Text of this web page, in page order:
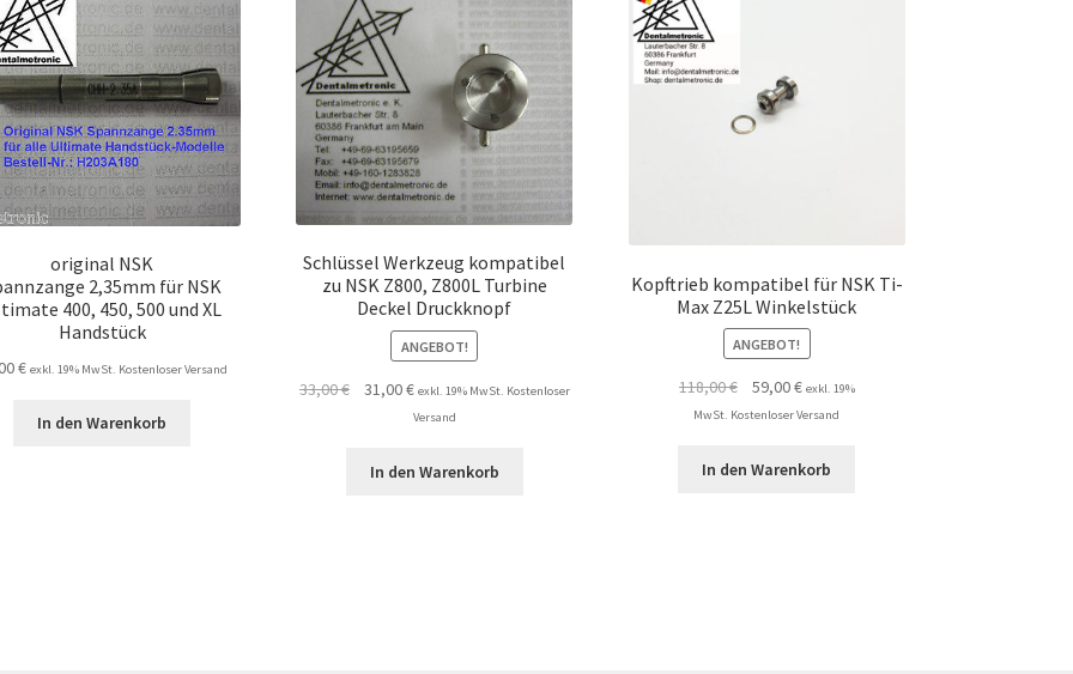
original NSK
2,35mm für NSK
400, 450, 500 und XL
Handstück
€ exkl. 19% MwSt. Kostenloser Versand
In den Warenkorb
Schlüssel Werkzeug kompatibel
zu NSK Z800, Z800L Turbine
Deckel Druckknopf
ANGEBOT!
33,00€
Ursprünglicher
33,00 €
31,00€Aktueller
Preis
31,00 €.
exkl. 19% MwSt. Kostenloser
Versand
In den Warenkorb
Kopftrieb kompatibel für NSK Ti-
Max Z25L Winkelstück
ANGEBOT!
118,00€
Ursprünglicher
Preis
118,00 €
59,00€Aktueller
Preis
59,00 €.
exkl. 19%
MwSt. Kostenloser Versand
In den Warenkorb